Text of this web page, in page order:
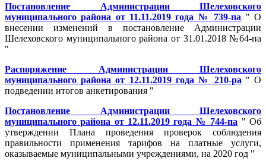
Постановление Администрации Шелеховского
муниципального района от 11.11.2019 года № 739-па " О
внесении изменений в постановление Администрации
Шелеховского муниципального района от 31.01.2018 №64-па
"
Распоряжение Администрации Шелеховского
муниципального района от 12.11.2019 года № 210-ра " О
подведении итогов анкетирования "
Постановление Администрации Шелеховского
муниципального района от 12.11.2019 года № 744-па " Об
утверждении Плана проведения проверок соблюдения
правильности применения тарифов на платные услуги,
оказываемые муниципальными учреждениями, на 2020 год "